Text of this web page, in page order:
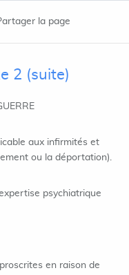
la page
2 (suite)
aux infirmités et
ou la déportation).
psychiatrique
en raison de